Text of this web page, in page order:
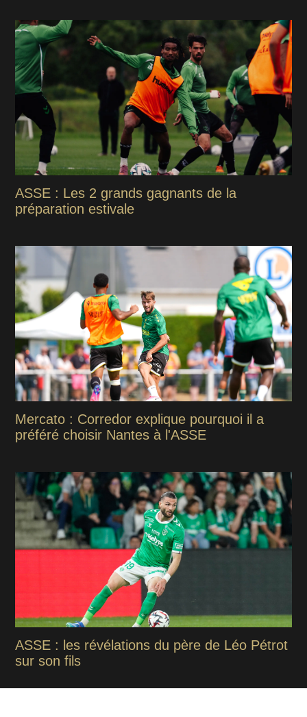
ASSE : Les 2 grands gagnants de la
préparation estivale
Mercato : Corredor explique pourquoi il a
préféré choisir Nantes à l'ASSE
ASSE : les révélations du père de Léo Pétrot
sur son fils